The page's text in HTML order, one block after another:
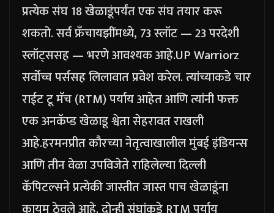
प्रत्येक संघ 18 खेळाडूंपर्यंत एक संघ तयार करू
शकतो. सर्व फ्रँचायझींमध्ये, 73 स्लॉट — 23 परदेशी
स्लॉट्ससह — भरणे आवश्यक आहे.UP Warriorz
सर्वोच्च पर्ससह लिलावात प्रवेश करेल. त्यांच्याकडे चार
राईट टू मॅच (RTM) पर्याय आहेत आणि त्यांनी फक्त
एक अनकॅप्ड खेळाडू श्वेता सेहरावत राखली
आहे.हरमनप्रीत कौरच्या नेतृत्वाखालील मुंबई इंडियन्स
आणि तीन वेळा उपविजेते राहिलेल्या दिल्ली
कॅपिटल्सने प्रत्येकी जास्तीत जास्त पाच खेळाडूंना